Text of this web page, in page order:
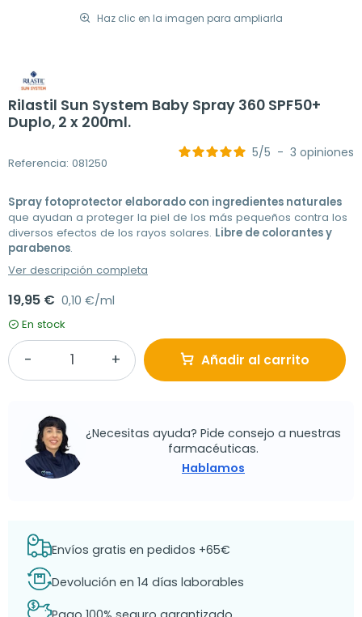
Haz clic en la imagen para ampliarla
Rilastil Sun System Baby Spray 360 SPF50+
Duplo, 2 x 200ml.
Referencia: 081250
5/5 - 3 opiniones
Spray fotoprotector elaborado con ingredientes naturales
que ayudan a proteger la piel de los más pequeños contra los
diversos efectos de los rayos solares. Libre de colorantes y
parabenos.
Ver descripción completa
19,95 € 0,10 €/ml
En stock
Añadir al carrito
¿Necesitas ayuda? Pide consejo a nuestras
farmacéuticas.
Hablamos
Envíos gratis en pedidos +65€
Devolución en 14 días laborables